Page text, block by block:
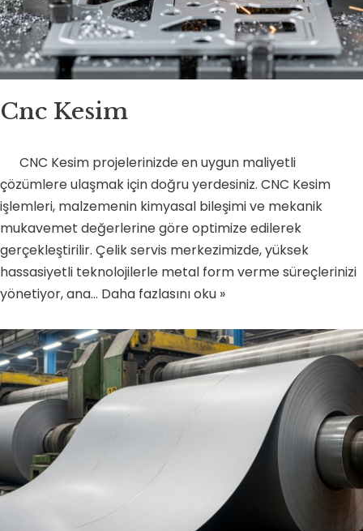
Cnc Kesim
CNC Kesim projelerinizde en uygun maliyetli
çözümlere ulaşmak için doğru yerdesiniz. CNC Kesim
işlemleri, malzemenin kimyasal bileşimi ve mekanik
mukavemet değerlerine göre optimize edilerek
gerçekleştirilir. Çelik servis merkezimizde, yüksek
hassasiyetli teknolojilerle metal form verme süreçlerinizi
yönetiyor, ana… Daha fazlasını oku »